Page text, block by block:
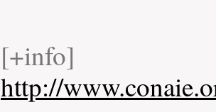
[+info]
http://